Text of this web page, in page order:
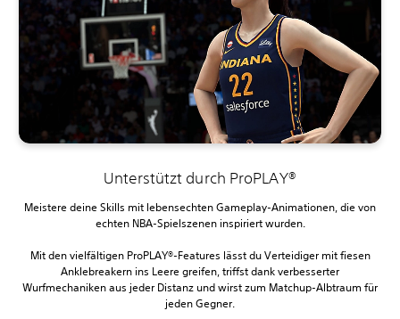
Unterstützt durch ProPLAY®
Meistere deine Skills mit lebensechten Gameplay-Animationen, die von
echten NBA-Spielszenen inspiriert wurden.
Mit den vielfältigen ProPLAY®-Features lässt du Verteidiger mit fiesen
Anklebreakern ins Leere greifen, triffst dank verbesserter
Wurfmechaniken aus jeder Distanz und wirst zum Matchup-Albtraum für
jeden Gegner.